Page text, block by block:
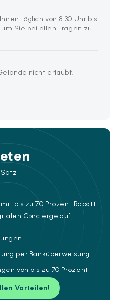
täglich von 8.30 Uhr bis
Sie bei allen Fragen zu
nicht erlaubt.
bis zu 70 Prozent Rabatt
Concierge auf
per Banküberweisung
von bis zu 70 Prozent
Vorteilen!